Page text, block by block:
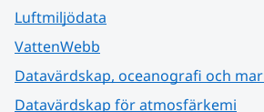
Luftmiljödata
VattenWebb
Datavärdskap, oceanografi och
Datavärdskap för atmosfärkemi